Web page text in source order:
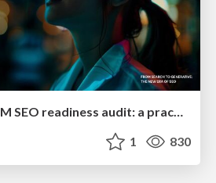
How to build an LLM SEO readiness audit: a practical framework
1 830